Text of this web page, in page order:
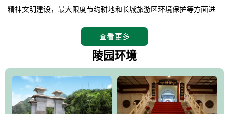
精神文明建设，最大限度节约耕地和长城旅游区环境保护等方面进
怀思堂辖区面积15万平方米，整体建筑面积5．8万平方米。主体建
筑有：怀思堂豪华墓室、礼祭大厅、随缘阁、百家姓觅宗长廊等。
仲、无字碑、香灯等。典型的仿秦、汉建筑风格。蓝色的琉璃瓦屋
顶，朱砂红的门、窗、柱、墙，汉白玉雕刻的雄狮、华表，花岗岩
铺成的路面和台阶，洒落其间的花卉、松柏与万里长城浑然一体、
查看更多
陵园环境